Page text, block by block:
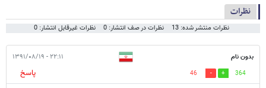
نظرات
نظرات منتشر شده: 13 نظرات در صف انتشار: 0 نظرات غیرقابل انتشار: 0
بدون نام ۲۲:۱۱ - ۱۳۹۱/۰۸/۱۹
364
46
پاسخ